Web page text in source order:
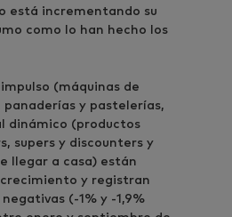
está incrementando su
como lo han hecho los
(máquinas de
panaderías y pastelerías,
dinámico (productos
supers y discounters y
llegar a casa) están
y registran
(-1% y -1,9%